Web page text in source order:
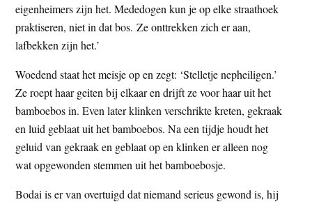
eigenheimers zijn het. Mededogen kun je op elke straathoek
praktiseren, niet in dat bos. Ze onttrekken zich er aan,
lafbekken zijn het.’
Woedend staat het meisje op en zegt: ‘Stelletje nepheiligen.’
Ze roept haar geiten bij elkaar en drijft ze voor haar uit het
bamboebos in. Even later klinken verschrikte kreten, gekraak
en luid geblaat uit het bamboebos. Na een tijdje houdt het
geluid van gekraak en geblaat op en klinken er alleen nog
wat opgewonden stemmen uit het bamboebosje.
Bodai is er van overtuigd dat niemand serieus gewond is, hij